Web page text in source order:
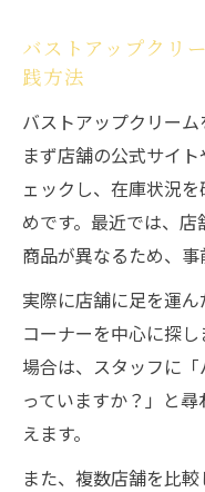
ト
事項
バストアップクリ
践方法
バストアップクリーム
まず店舗の公式サイ
ェックし、在庫状況
めです。最近では、
商品が異なるため、事
実際に店舗に足を運
コーナーを中心に探
場合は、スタッフに
っていますか？」と
えます。
また、複数店舗を比